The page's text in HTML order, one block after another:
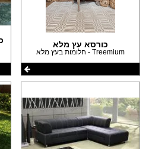
כורסא עץ מלא
Treemium - חלומות בעץ מלא